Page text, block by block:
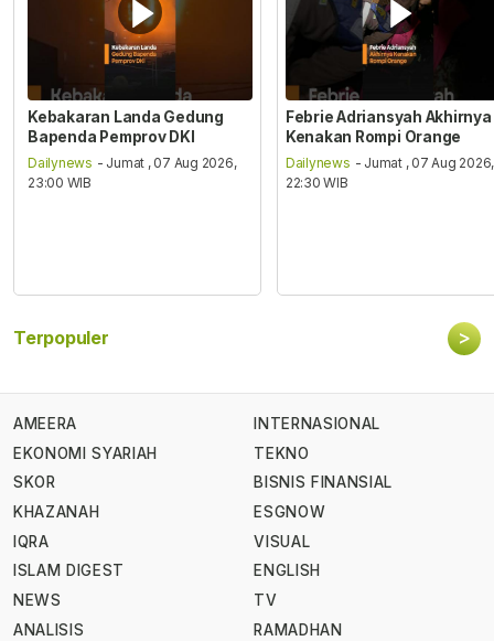
Kebakaran Landa Gedung
Bapenda Pemprov DKI
Dailynews - Jumat , 07 Aug 2026,
23:00 WIB
Febrie Adriansyah Akhirnya
Kenakan Rompi Orange
Dailynews - Jumat , 07 Aug 2026,
22:30 WIB
Terpopuler >
AMEERA
EKONOMI SYARIAH
SKOR
KHAZANAH
IQRA
ISLAM DIGEST
NEWS
ANALISIS
INTERNASIONAL
TEKNO
BISNIS FINANSIAL
ESGNOW
VISUAL
ENGLISH
TV
RAMADHAN